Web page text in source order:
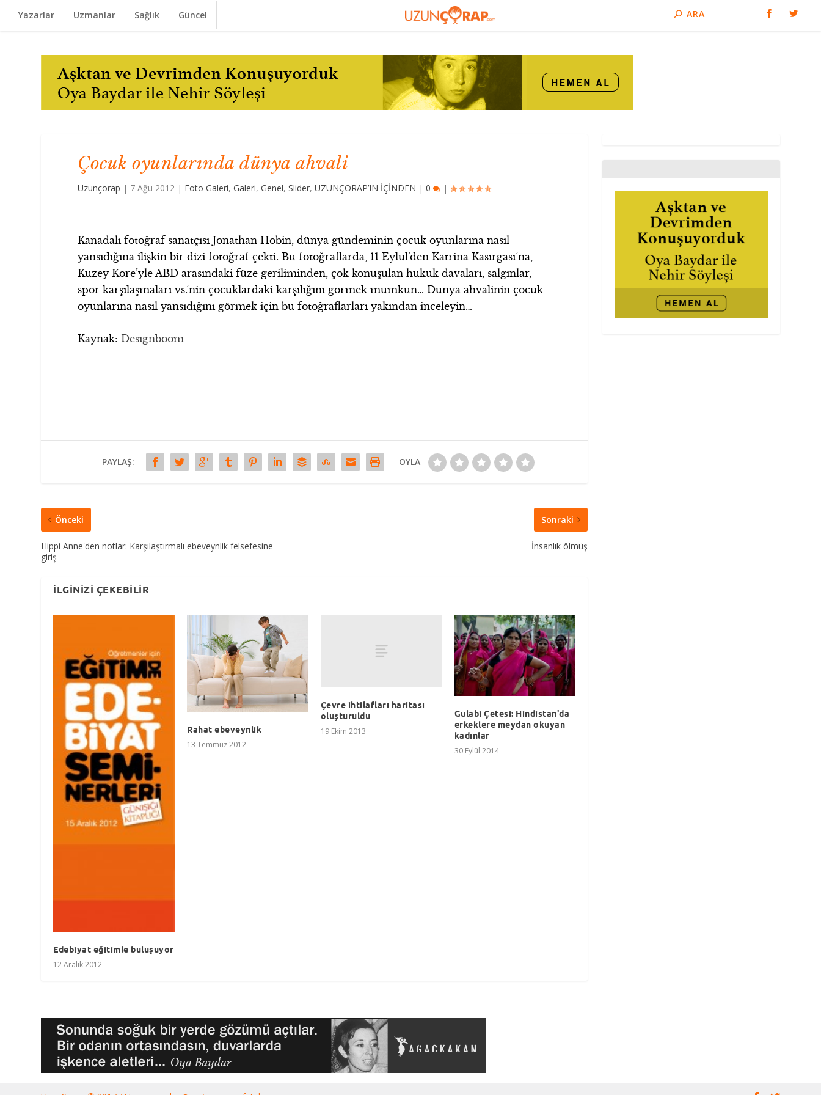
Yazarlar Uzmanlar Sağlık Güncel
Çocuk oyunlarında dünya ahvali
Uzunçorap | 7 Ağu 2012 | Foto Galeri,Galeri,Genel,Slider,UZUNÇORAP’IN İÇİNDEN |0 |
Kanadalı fotoğraf sanatçısı Jonathan Hobin, dünya gündeminin çocuk oyunlarına nasıl
yansıdığına ilişkin bir dizi fotoğraf çekti. Bu fotoğraflarda, 11 Eylül’den Katrina Kasırgası’na,
Kuzey Kore’yle ABD arasındaki füze geriliminden, çok konuşulan hukuk davaları, salgınlar,
spor karşılaşmaları vs.’nin çocuklardaki karşılığını görmek mümkün… Dünya ahvalinin çocuk
oyunlarına nasıl yansıdığını görmek için bu fotoğraflarları yakından inceleyin…
Kaynak: Designboom
PAYLAŞ: OYLA
Önceki
Hippi Anne'den notlar: Karşılaştırmalı ebeveynlik felsefesine
giriş
Sonraki
İnsanlık ölmüş
İLGINIZI ÇEKEBILIR
Edebiyat eğitimle buluşuyor
12 Aralık 2012
Rahat ebeveynlik
13 Temmuz 2012
Çevre ihtilafları haritası
oluşturuldu
19 Ekim 2013
Gulabi Çetesi: Hindistan'da
erkeklere meydan okuyan
kadınlar
30 Eylül 2014